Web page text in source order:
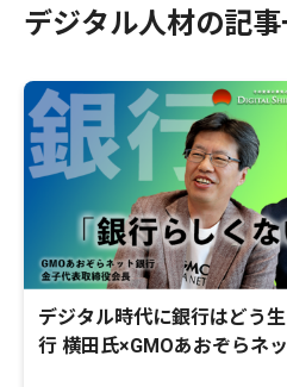
デジタル人材の記
デジタル時代に銀行はどう